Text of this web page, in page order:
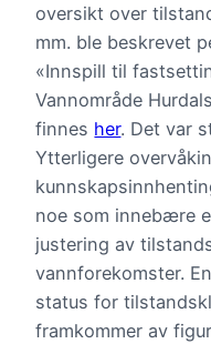
oversikt over
mm. ble beskrevet
«Innspill til
Vannområde
finnes her. Det var
Ytterligere
noe som innebære
justering av
vannforekomster.
status for
framkommer av